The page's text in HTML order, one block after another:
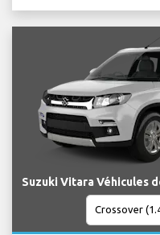
Suzuki Vitara Véhicules